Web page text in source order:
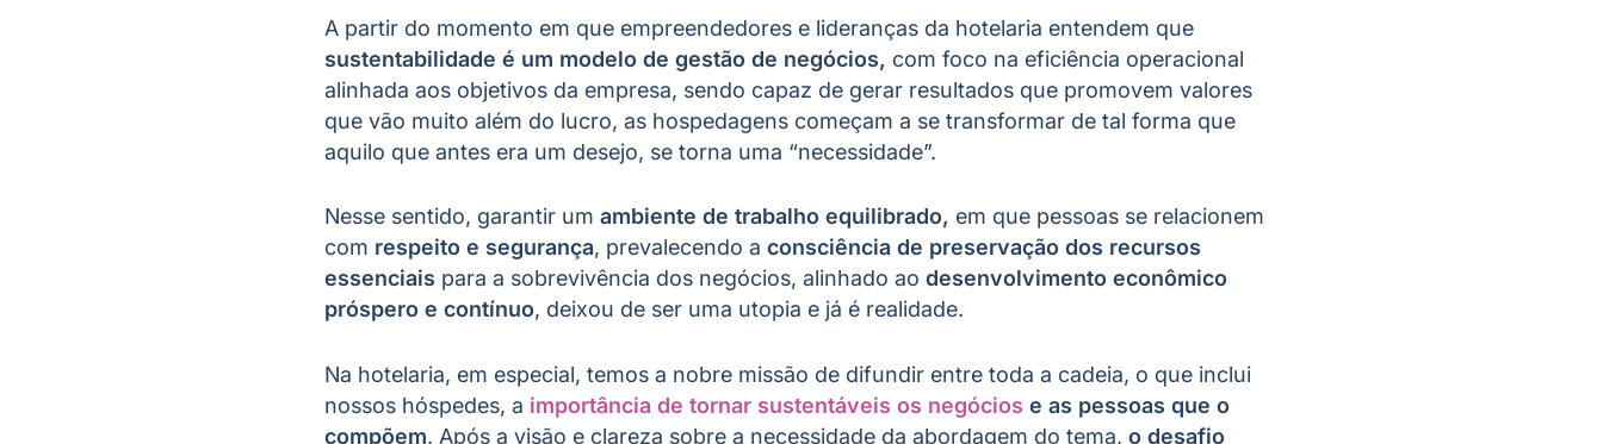
A partir do momento em que empreendedores e lideranças da hotelaria entendem que
sustentabilidade é um modelo de gestão de negócios, com foco na eficiência operacional
alinhada aos objetivos da empresa, sendo capaz de gerar resultados que promovem valores
que vão muito além do lucro, as hospedagens começam a se transformar de tal forma que
aquilo que antes era um desejo, se torna uma “necessidade”.
Nesse sentido, garantir um ambiente de trabalho equilibrado, em que pessoas se relacionem
com respeito e segurança, prevalecendo a consciência de preservação dos recursos
essenciais para a sobrevivência dos negócios, alinhado ao desenvolvimento econômico
próspero e contínuo, deixou de ser uma utopia e já é realidade.
Na hotelaria, em especial, temos a nobre missão de difundir entre toda a cadeia, o que inclui
nossos hóspedes, a importância de tornar sustentáveis os negócios e as pessoas que o
compõem. Após a visão e clareza sobre a necessidade da abordagem do tema, o desafio